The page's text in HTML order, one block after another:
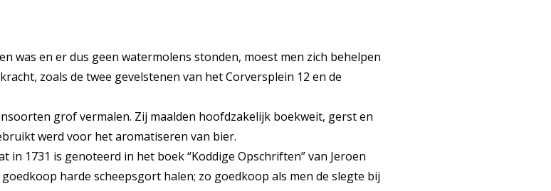
was en er dus geen watermolens stonden, moest men zich behelpen
zoals de twee gevelstenen van het Corversplein 12 en de
grof vermalen. Zij maalden hoofdzakelijk boekweit, gerst en
werd voor het aromatiseren van bier.
1731 is genoteerd in het boek “Koddige Opschriften” van Jeroen
harde scheepsgort halen; zo goedkoop als men de slegte bij